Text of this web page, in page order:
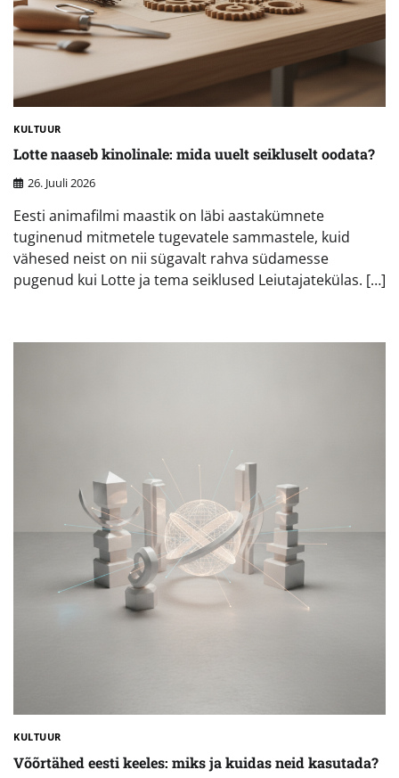
KULTUUR
Lotte naaseb kinolinale: mida uuelt seikluselt oodata?
26. Juuli 2026
Eesti animafilmi maastik on läbi aastakümnete
tuginenud mitmetele tugevatele sammastele, kuid
vähesed neist on nii sügavalt rahva südamesse
pugenud kui Lotte ja tema seiklused Leiutajatekülas. […]
KULTUUR
Võõrtähed eesti keeles: miks ja kuidas neid kasutada?